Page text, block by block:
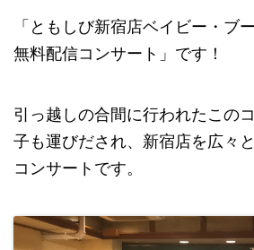
「ともしび新宿店ベイビー・ブ
無料配信コンサート」です！
引っ越しの合間に行われたこの
子も運びだされ、新宿店を広々
コンサートです。